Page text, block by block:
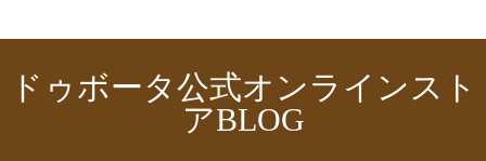
ドゥボータ公式オンラインスト
アBLOG